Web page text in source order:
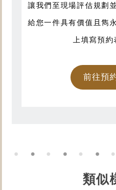
讓我們至現場評估規劃
給您一件具有價值且雋
上填寫預約
前往預
類似